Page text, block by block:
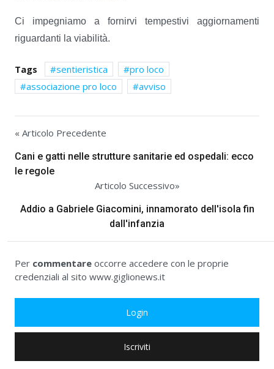
Ci impegniamo a fornirvi tempestivi aggiornamenti
riguardanti la viabilità.
Tags sentieristica
pro loco
associazione pro loco
avviso
« Articolo Precedente
Cani e gatti nelle strutture sanitarie ed ospedali: ecco
le regole
Articolo Successivo»
Addio a Gabriele Giacomini, innamorato dell'isola fin
dall'infanzia
Per commentare occorre accedere con le proprie
credenziali al sito www.giglionews.it
Login
Iscriviti